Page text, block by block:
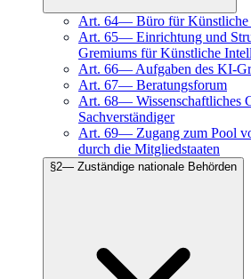
Art. 64— Büro für
Art. 65— Einrichtung und
Gremiums für Künstliche
Art. 66— Aufgaben des KI-
Art. 67— Beratungsforum
Art. 68— Wissenschaftliches
Sachverständiger
Art. 69— Zugang zum Pool
durch die Mitgliedstaaten
§2— Zuständige nationale Behörden